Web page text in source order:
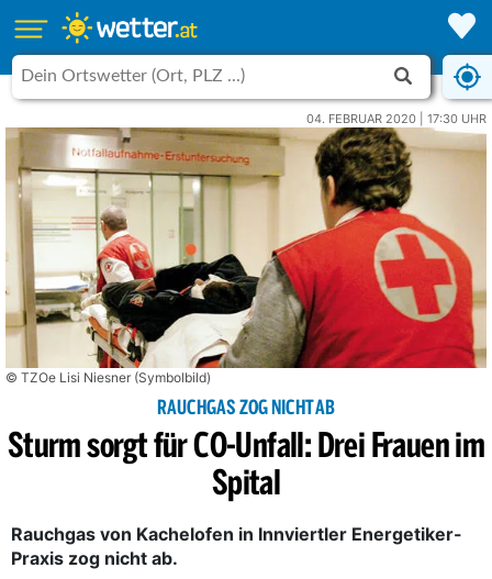
04. FEBRUAR 2020 | 17:30 UHR
© TZOe Lisi Niesner (Symbolbild)
RAUCHGAS ZOG NICHT AB
Sturm sorgt für CO-Unfall: Drei Frauen im
Spital
Rauchgas von Kachelofen in Innviertler Energetiker-
Praxis zog nicht ab.